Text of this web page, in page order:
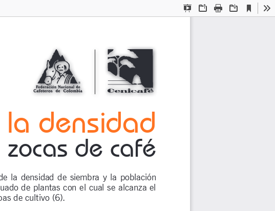
Presentation
OpenPrint Download
Current
View
densidad
de café
la densidad de siembra y la población
de plantas con el cual se alcanza el
de cultivo (6).